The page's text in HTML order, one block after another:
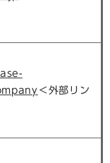
＜外部リン